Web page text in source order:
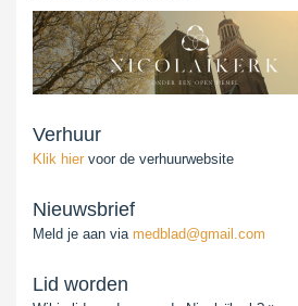
Verhuur
Klik hier voor de verhuurwebsite
Nieuwsbrief
Meld je aan via medblad@gmail.com
Lid worden